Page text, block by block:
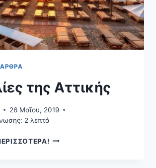
ΆΡΘΡΑ
της Αττικής
26 Μαΐου, 2019
2 λεπτά
ΠΑΡΑΛΊΕΣ